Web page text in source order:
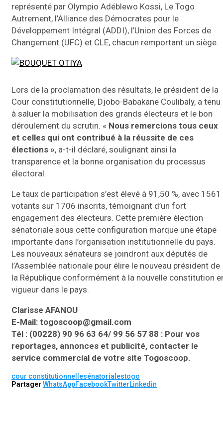
représenté par Olympio Adéblewo Kossi, Le Togo
Autrement, l’Alliance des Démocrates pour le
Développement Intégral (ADDI), l’Union des Forces de
Changement (UFC) et CLE, chacun remportant un siège.
Lors de la proclamation des résultats, le président de la
Cour constitutionnelle, Djobo-Babakane Coulibaly, a tenu
à saluer la mobilisation des grands électeurs et le bon
déroulement du scrutin. « Nous remercions tous ceux
et celles qui ont contribué à la réussite de ces
élections », a-t-il déclaré, soulignant ainsi la
transparence et la bonne organisation du processus
électoral.
Le taux de participation s’est élevé à 91,50 %, avec 1561
votants sur 1706 inscrits, témoignant d’un fort
engagement des électeurs. Cette première élection
sénatoriale sous cette configuration marque une étape
importante dans l’organisation institutionnelle du pays.
Les nouveaux sénateurs se joindront aux députés de
l’Assemblée nationale pour élire le nouveau président de
la République conformément à la nouvelle constitution
vigueur dans le pays.
Clarisse AFANOU
E-Mail: togoscoop@gmail.com
Tél : (00228) 90 96 63 64/ 99 56 57 88 : Pour vos
reportages, annonces et publicité, contacter le
service commercial de votre site Togoscoop.
cour constitutionnellesénatorialestogo
Partager WhatsAppFacebookTwitterLinkedin